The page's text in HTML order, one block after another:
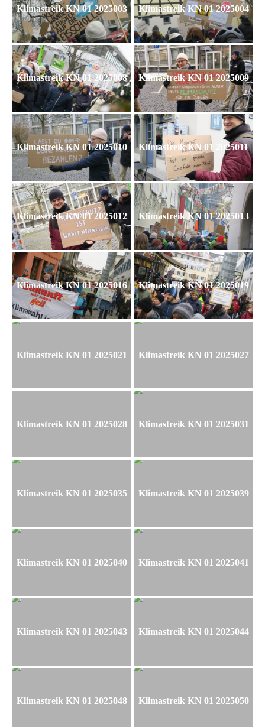
Klimastreik KN 01 2025003 Klimastreik KN 01 2025004
Klimastreik KN 01 2025008 Klimastreik KN 01 2025009
Klimastreik KN 01 2025010 Klimastreik KN 01 2025011
Klimastreik KN 01 2025012 Klimastreik KN 01 2025013
Klimastreik KN 01 2025016 Klimastreik KN 01 2025019
Klimastreik KN 01 2025021 Klimastreik KN 01 2025027
Klimastreik KN 01 2025028 Klimastreik KN 01 2025031
Klimastreik KN 01 2025035 Klimastreik KN 01 2025039
Klimastreik KN 01 2025040 Klimastreik KN 01 2025041
Klimastreik KN 01 2025043 Klimastreik KN 01 2025044
Klimastreik KN 01 2025048 Klimastreik KN 01 2025050